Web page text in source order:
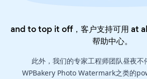
and to top it off，客户支持可用 at
帮助中心。
此外，我们的专家工程师团队昼夜不
WPBakery Photo Watermark之类的